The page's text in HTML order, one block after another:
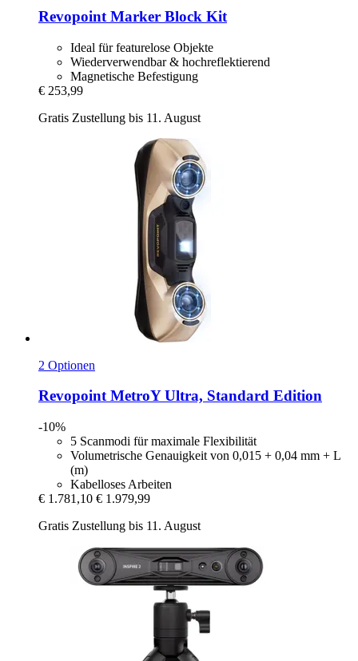
Revopoint Marker Block Kit
Ideal für featurelose Objekte
Wiederverwendbar & hochreflektierend
Magnetische Befestigung
€ 253,99
Gratis Zustellung bis 11. August
2 Optionen
RevopointMetroY Ultra, Standard Edition
-10%
5 Scanmodi für maximale Flexibilität
Volumetrische Genauigkeit von 0,015 + 0,04 mm + L
(m)
Kabelloses Arbeiten
€ 1.781,10 € 1.979,99
Gratis Zustellung bis 11. August